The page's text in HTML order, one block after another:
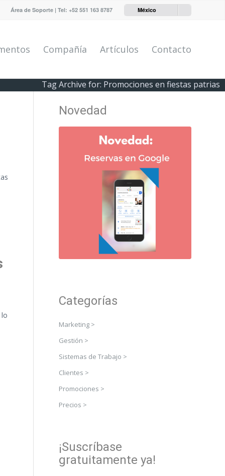
Área de Soporte | Tel: +52 551 163 8787 México
Compañía Artículos Contacto
Tag Archive for: Promociones en fiestas patrias
Novedad
Categorías
Marketing >
Gestión >
Sistemas de Trabajo >
Clientes >
Promociones >
Precios >
¡Suscríbase
gratuitamente ya!